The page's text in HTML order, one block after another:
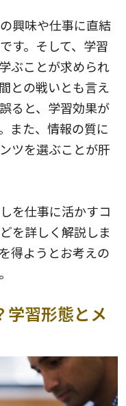
興味や仕事に直結
す。そして、学習
ぶことが求められ
との戦いとも言え
ると、学習効果が
また、情報の質に
ツを選ぶことが肝
を仕事に活かすコ
を詳しく解説しま
得ようとお考えの
学習形態とメ